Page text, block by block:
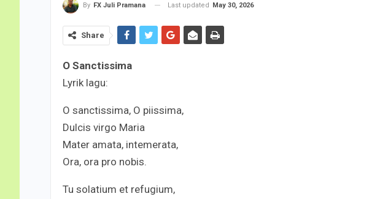
By FX Juli Pramana Last updated May 30, 2026
Share
O Sanctissima
Lyrik lagu:
O sanctissima, O piissima,
Dulcis virgo Maria
Mater amata, intemerata,
Ora, ora pro nobis.
Tu solatium et refugium,